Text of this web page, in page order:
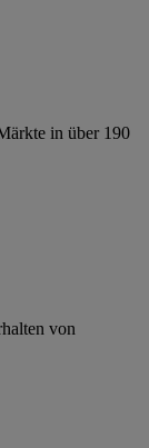
in über 190
von